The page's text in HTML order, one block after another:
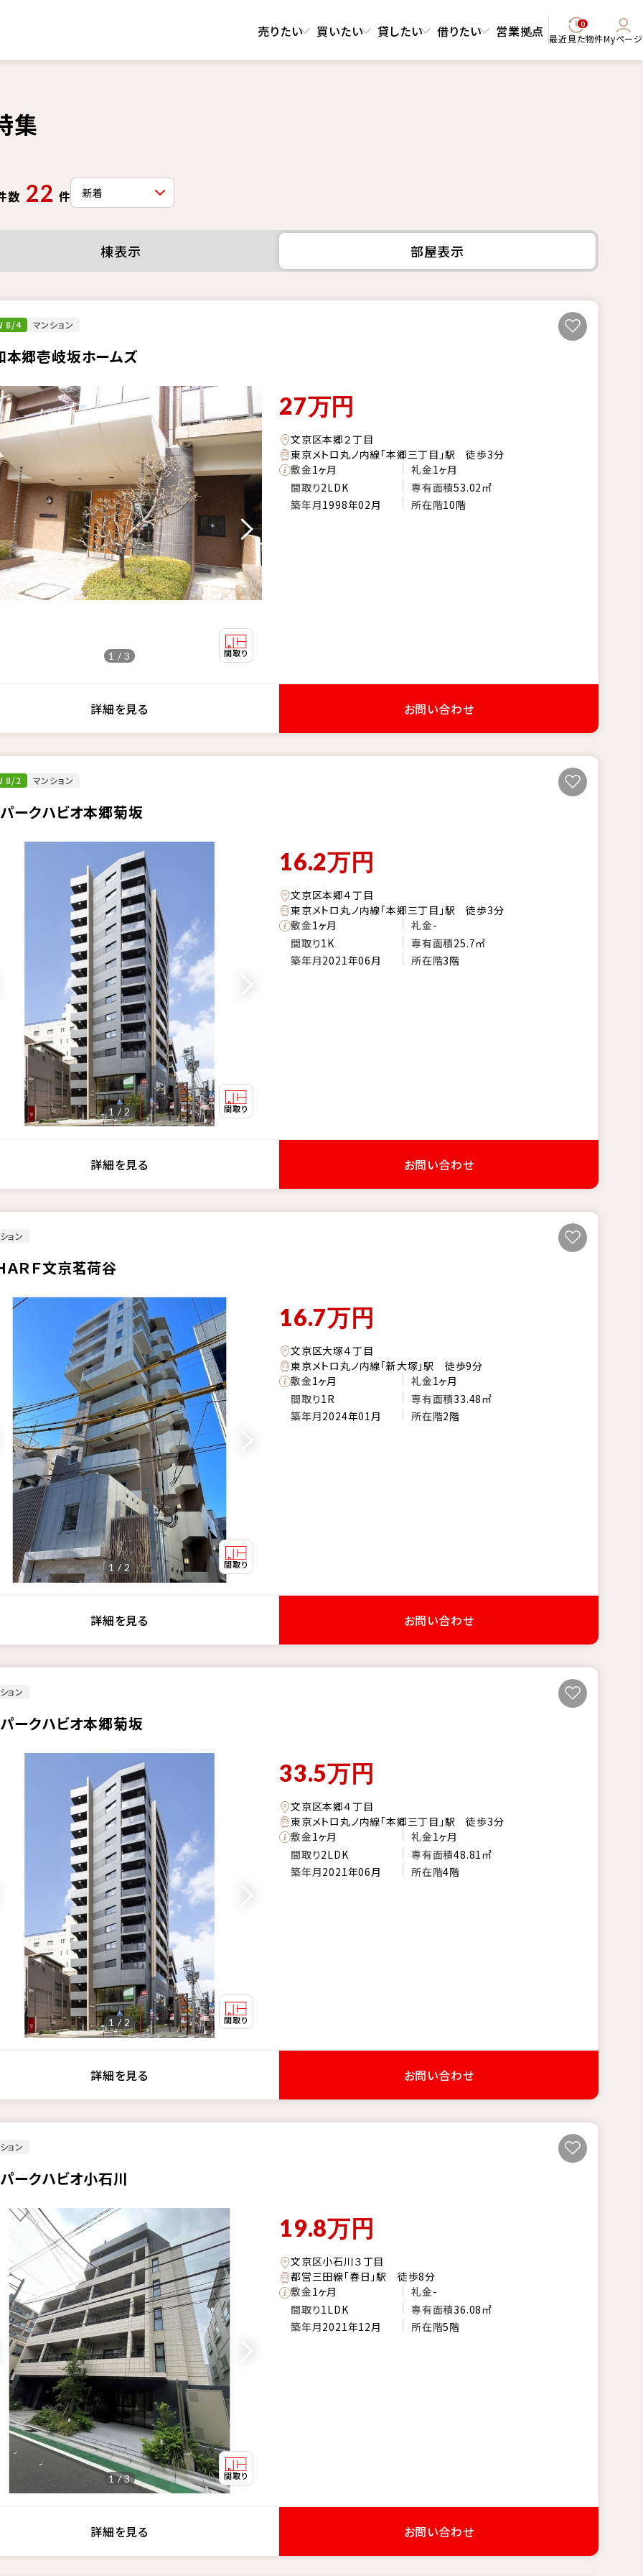
売りたい 買いたい 貸したい 借りたい 営業拠点 0
最近見た物件Myページ
集
数 22 件
棟表示 部屋表示
8/4 マンション
本郷壱岐坂ホームズ
1 / 3
27万円
文京区本郷２丁目
東京メトロ丸ノ内線「本郷三丁目」駅 徒歩3分
敷金1ヶ月 礼金1ヶ月
間取り2LDK 専有面積53.02㎡
築年月1998年02月 所在階10階
詳細を見る お問い合わせ
8/2 マンション
パークハビオ本郷菊坂
1 / 2
16.2万円
文京区本郷４丁目
東京メトロ丸ノ内線「本郷三丁目」駅 徒歩3分
敷金1ヶ月 礼金-
間取り1K 専有面積25.7㎡
築年月2021年06月 所在階3階
詳細を見る お問い合わせ
ョン
ＡＲＦ文京茗荷谷
1 / 2
16.7万円
文京区大塚４丁目
東京メトロ丸ノ内線「新大塚」駅 徒歩9分
敷金1ヶ月 礼金1ヶ月
間取り1R 専有面積33.48㎡
築年月2024年01月 所在階2階
詳細を見る お問い合わせ
ョン
パークハビオ本郷菊坂
1 / 2
33.5万円
文京区本郷４丁目
東京メトロ丸ノ内線「本郷三丁目」駅 徒歩3分
敷金1ヶ月 礼金1ヶ月
間取り2LDK 専有面積48.81㎡
築年月2021年06月 所在階4階
詳細を見る お問い合わせ
ョン
パークハビオ小石川
1 / 3
19.8万円
文京区小石川３丁目
都営三田線「春日」駅 徒歩8分
敷金1ヶ月 礼金-
間取り1LDK 専有面積36.08㎡
築年月2021年12月 所在階5階
詳細を見る お問い合わせ